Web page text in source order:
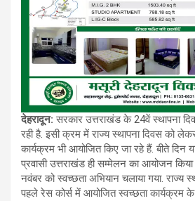
देहरादून:सरकार उत्तराखंड के 24वें स्थापना
रही है. इसी क्रम में राज्य स्थापना दिवस को
कार्यक्रम भी आयोजित किए जा रहे हैं. बीते दिन
प्रवासी उत्तराखंड ही सम्मेलन का आयोजन किया
नवंबर को स्वच्छता अभियान चलाया गया. राज्य
पहले रेस कोर्स में आयोजित स्वच्छता कार्यक्रम के